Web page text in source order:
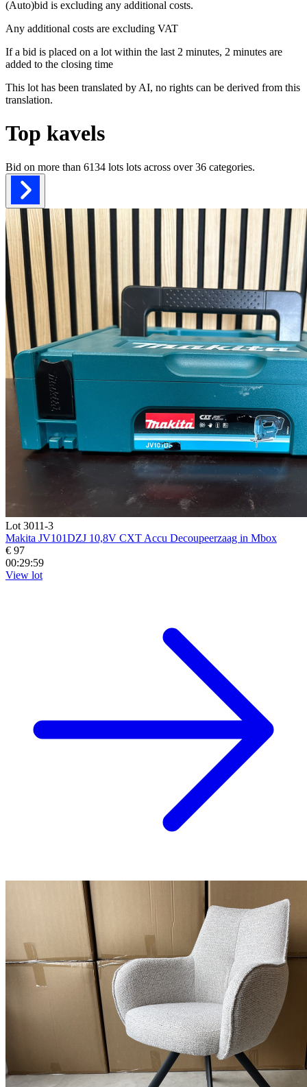
(Auto)bid is excluding any additional costs.
Any additional costs are excluding VAT
If a bid is placed on a lot within the last 2 minutes, 2 minutes are
added to the closing time
This lot has been translated by AI, no rights can be derived from this
translation.
Top kavels
Bid on more than 6134 lots lots across over36 categories.
Lot 3011-3
Makita JV101DZJ 10,8V CXT Accu Decoupeerzaag in Mbox
€ 97
00:29:58
View lot